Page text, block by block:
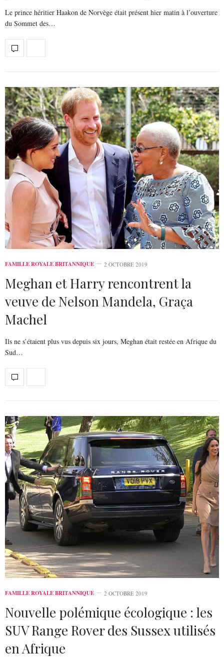
Le prince héritier Haakon de Norvège était présent hier matin à l’ouverture
du Sommet des…
FAMILLE ROYALE BRITANNIQUE 2 OCTOBRE 2019
Meghan et Harry rencontrent la
veuve de Nelson Mandela, Graça
Machel
Ils ne s’étaient plus vus depuis six jours, Meghan était restée en Afrique du
Sud…
FAMILLE ROYALE BRITANNIQUE 2 OCTOBRE 2019
Nouvelle polémique écologique : les
SUV Range Rover des Sussex utilisés
en Afrique